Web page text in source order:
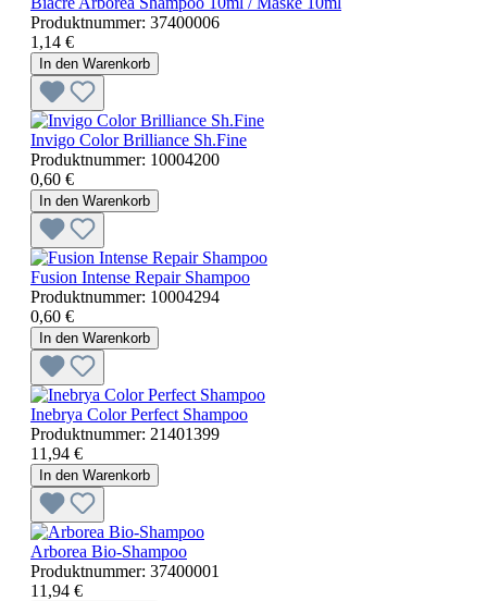
Produktnummer: 37400006
1,14 €
In den Warenkorb
Invigo Color Brilliance Sh.Fine
Produktnummer: 10004200
0,60 €
In den Warenkorb
Fusion Intense Repair Shampoo
Produktnummer: 10004294
0,60 €
In den Warenkorb
Inebrya Color Perfect Shampoo
Produktnummer: 21401399
11,94 €
In den Warenkorb
Arborea Bio-Shampoo
Produktnummer: 37400001
11,94 €